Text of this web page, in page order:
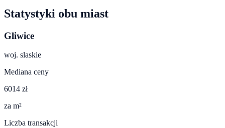
Statystyki obu miast
Gliwice
woj. slaskie
Mediana ceny
6014 zł
za m²
Liczba transakcji